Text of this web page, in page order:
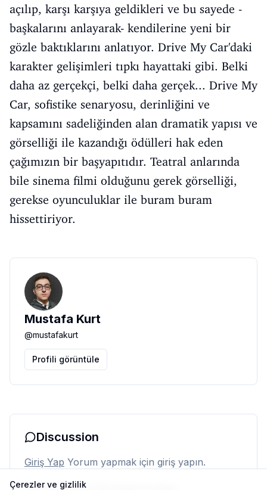
açılıp, karşı karşıya geldikleri ve bu sayede -
başkalarını anlayarak- kendilerine yeni bir
gözle baktıklarını anlatıyor. Drive My Car'daki
karakter gelişimleri tıpkı hayattaki gibi. Belki
daha az gerçekçi, belki daha gerçek... Drive My
Car, sofistike senaryosu, derinliğini ve
kapsamını sadeliğinden alan dramatik yapısı ve
görselliği ile kazandığı ödülleri hak eden
çağımızın bir başyapıtıdır. Teatral anlarında
bile sinema filmi olduğunu gerek görselliği,
gerekse oyunculuklar ile buram buram
hissettiriyor.
Mustafa Kurt
@mustafakurt
Profili görüntüle
Discussion
Giriş Yap Yorum yapmak için giriş yapın.
Çerezler ve gizlilik